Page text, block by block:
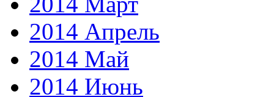
2014 Апрель
2014 Май
2014 Июнь